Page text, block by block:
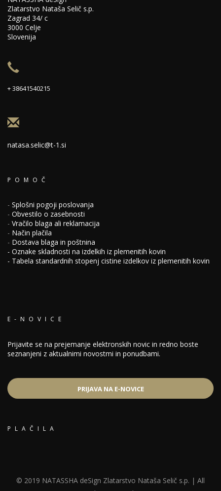
Zlatarstvo Nataša Selič s.p.
Zagrad 34/ c
3000 Celje
Slovenija
+ 38641540215
natasa.selic@t-1.si
POMOČ
- Splošni pogoji poslovanja
- Obvestilo o zasebnosti
- Vračilo blaga ali reklamacija
- Način plačila
- Dostava blaga in poštnina
- Oznake skladnosti na izdelkih iz plemenitih kovin
- Tabela standardnih stopenj cistine izdelkov iz plemenitih kovin
E-NOVICE
Prijavite se na prejemanje elektronskih novic in redno boste
seznanjeni z aktualnimi novostmi in ponudbami.
PRIJAVA NA E-NOVICE
PLAČILA
© 2019 NATASSHA deSign Zlatarstvo Nataša Selič s.p. | All